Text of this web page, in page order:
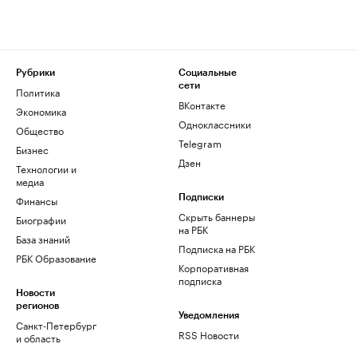
Рубрики
Политика
Экономика
Общество
Бизнес
Технологии и
медиа
Финансы
Биографии
База знаний
РБК Образование
Новости
регионов
Санкт-Петербург
и область
Социальные
сети
ВКонтакте
Одноклассники
Telegram
Дзен
Подписки
Скрыть баннеры
на РБК
Подписка на РБК
Корпоративная
подписка
Уведомления
RSS Новости